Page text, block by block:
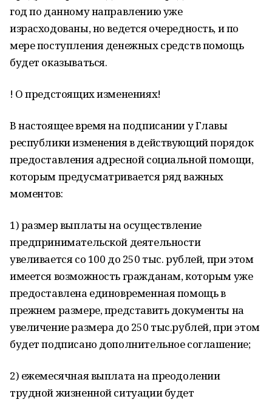
год по данному направлению уже
израсходованы, но ведется очередность, и по
мере поступления денежных средств помощь
будет оказываться.
! О предстоящих изменениях!
В настоящее время на подписании у Главы
республики изменения в действующий порядок
предоставления адресной социальной помощи,
которым предусматривается ряд важных
моментов:
1) размер выплаты на осуществление
предпринимательской деятельности
увеливается со 100 до 250 тыс. рублей, при этом
имеется возможность гражданам, которым уже
предоставлена единовременная помощь в
прежнем размере, представить документы на
увеличение размера до 250 тыс.рублей, при этом
будет подписано дополнительное соглашение;
2) ежемесячная выплата на преодолении
трудной жизненной ситуации будет